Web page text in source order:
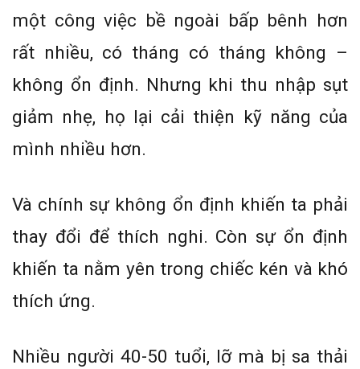
một công việc bề ngoài bấp bênh hơn
rất nhiều, có tháng có tháng không –
không ổn định. Nhưng khi thu nhập sụt
giảm nhẹ, họ lại cải thiện kỹ năng của
mình nhiều hơn.
Và chính sự không ổn định khiến ta phải
thay đổi để thích nghi. Còn sự ổn định
khiến ta nằm yên trong chiếc kén và khó
thích ứng.
Nhiều người 40-50 tuổi, lỡ mà bị sa thải